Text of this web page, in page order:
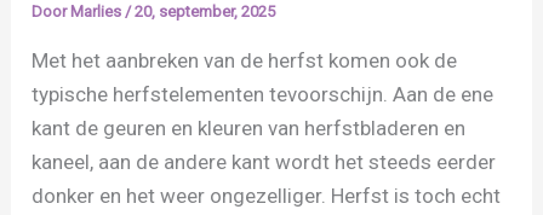
DoorMarlies /20, september, 2025
Met het aanbreken van de herfst komen ook de
typische herfstelementen tevoorschijn. Aan de ene
kant de geuren en kleuren van herfstbladeren en
kaneel, aan de andere kant wordt het steeds eerder
donker en het weer ongezelliger. Herfst is toch echt